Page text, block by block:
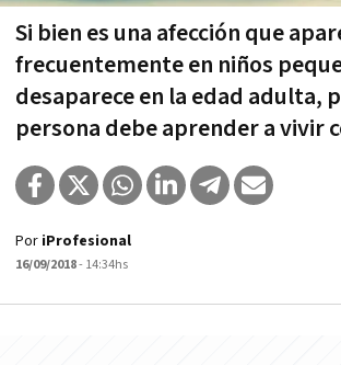
Si bien es una afección que
frecuentemente en niños
desaparece en la edad adulta,
persona debe aprender a vivir
Por iProfesional
16/09/2018- 14:34hs